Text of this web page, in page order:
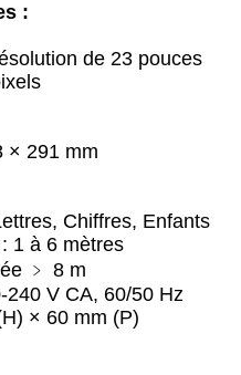
:
de 23 pouces
× 291 mm
Chiffres, Enfants
1 à 6 mètres
﹥ 8 m
240 V CA, 60/50 Hz
× 60 mm (P)